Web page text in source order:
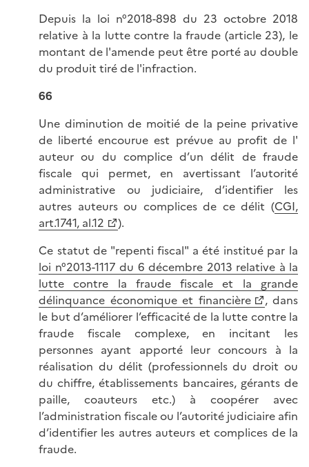
Depuis la loi n°2018-898 du 23 octobre 2018
relative à la lutte contre la fraude (article 23), le
montant de l'amende peut être porté au double
du produit tiré de l'infraction.
66
Une diminution de moitié de la peine privative
de liberté encourue est prévue au profit de l'
auteur ou du complice d’un délit de fraude
fiscale qui permet, en avertissant l’autorité
administrative ou judiciaire, d’identifier les
autres auteurs ou complices de ce délit (CGI,
art.1741, al.12
).
Ce statut de "repenti fiscal" a été institué par la
loi n°2013-1117 du 6 décembre 2013 relative à la
lutte contre la fraude fiscale et la grande
délinquance économique et financière
, dans
le but d’améliorer l’efficacité de la lutte contre la
fraude fiscale complexe, en incitant les
personnes ayant apporté leur concours à la
réalisation du délit (professionnels du droit ou
du chiffre, établissements bancaires, gérants de
paille, coauteurs etc.) à coopérer avec
l’administration fiscale ou l’autorité judiciaire afin
d’identifier les autres auteurs et complices de la
fraude.